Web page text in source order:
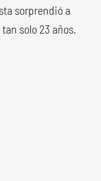
sorprendió a
solo 23 años.